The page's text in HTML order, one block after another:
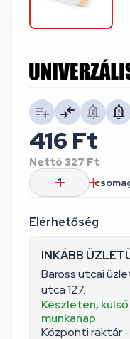
Elérhetőség
INKÁBB
Baross utcai
utca 127.
Készleten,
munkanap
Központi raktár
416 Ft
Nettó 327 Ft